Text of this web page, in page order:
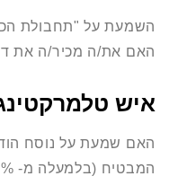
השמעת על "תחבולת
האם את/ה מכיר/ה את
איש
האם שמעת על נוסח
המבטיח (בלמעלה מ- 90%) שיחזרו אליך?